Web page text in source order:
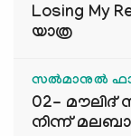
Losing My
യാത്ര
സൽമാനുൽ
02-
നിന്ന്